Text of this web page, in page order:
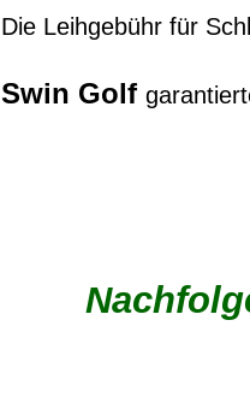
Die Leihgebühr für
Swin Golf